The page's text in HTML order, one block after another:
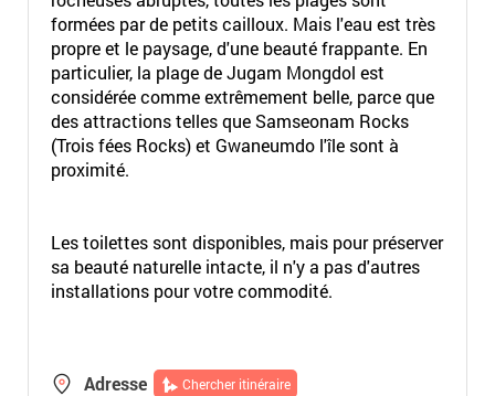
formées par de petits cailloux. Mais l'eau est très
propre et le paysage, d'une beauté frappante. En
particulier, la plage de Jugam Mongdol est
considérée comme extrêmement belle, parce que
des attractions telles que Samseonam Rocks
(Trois fées Rocks) et Gwaneumdo l'île sont à
proximité.
Les toilettes sont disponibles, mais pour préserver
sa beauté naturelle intacte, il n'y a pas d'autres
installations pour votre commodité.
Adresse Chercher itinéraire